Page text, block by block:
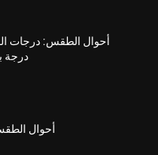
درجة
أحوال